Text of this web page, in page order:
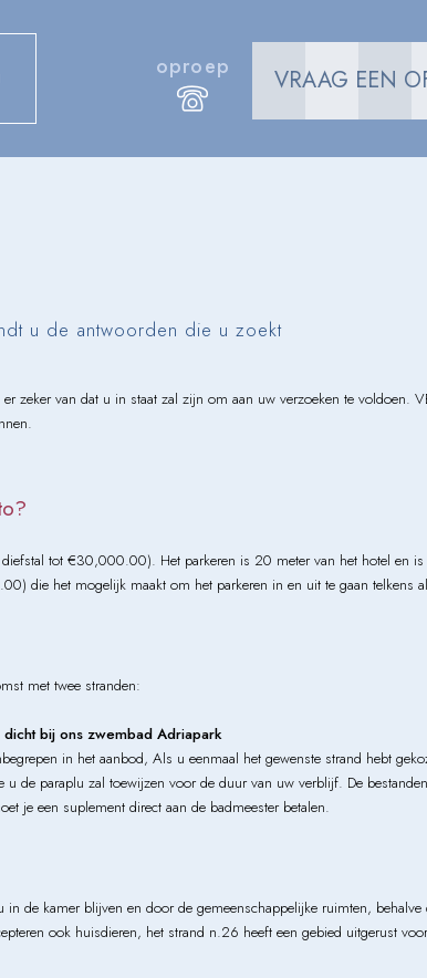
oproep VRAAG EEN
u de antwoorden die u zoekt
zeker van dat u in staat zal zijn om aan uw verzoeken te voldoen.
diefstal tot €30,000.00). Het parkeren is 20 meter van het hotel en
die het mogelijk maakt om het parkeren in en uit te gaan telkens
met twee stranden:
bij ons zwembad Adriapark
in het aanbod, Als u eenmaal het gewenste strand hebt
u de paraplu zal toewijzen voor de duur van uw verblijf. De
je een suplement direct aan de badmeester betalen.
de kamer blijven en door de gemeenschappelijke ruimten,
ook huisdieren, het strand n.26 heeft een gebied uitgerust